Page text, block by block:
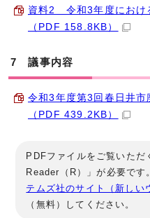
資料2 令和3年度におけ
（PDF 158.8KB）
7 議事内容
令和3年度第3回春日井
（PDF 439.2KB）
PDFファイルをご覧いただ
Reader（R）」が必要です
テムズ社のサイト（新しい
（無料）してください。